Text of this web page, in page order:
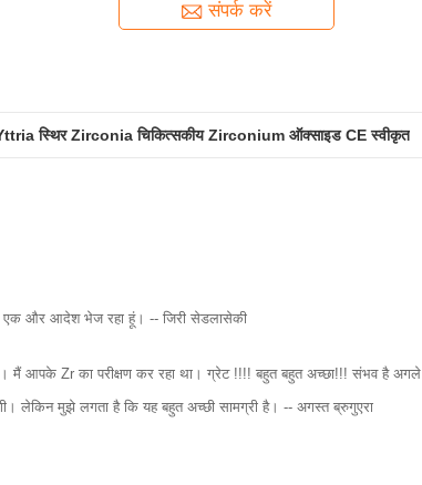
संपर्क करें
स्थिर Zirconia चिकित्सकीय Zirconium ऑक्साइड CE स्वीकृत
एक और आदेश भेज रहा हूं। -- जिरी सेडलासेकी
मैं आपके Zr का परीक्षण कर रहा था। ग्रेट !!!! बहुत बहुत अच्छा!!! संभव है अगले
लेकिन मुझे लगता है कि यह बहुत अच्छी सामग्री है। -- अगस्त ब्रुगुएरा